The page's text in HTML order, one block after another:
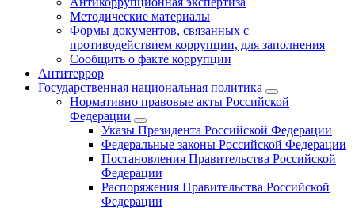
Методические материалы
Формы документов, связанных с
противодействием коррупции, для заполнения
Сообщить о факте коррупции
Антитеррор
Государственная национальная политика
Нормативно правовые акты Российской
Федерации
Указы Президента Российской Федерации
Федеральные законы Российской Федерации
Постановления Правительства Российской
Федерации
Распоряжения Правительства Российской
Федерации